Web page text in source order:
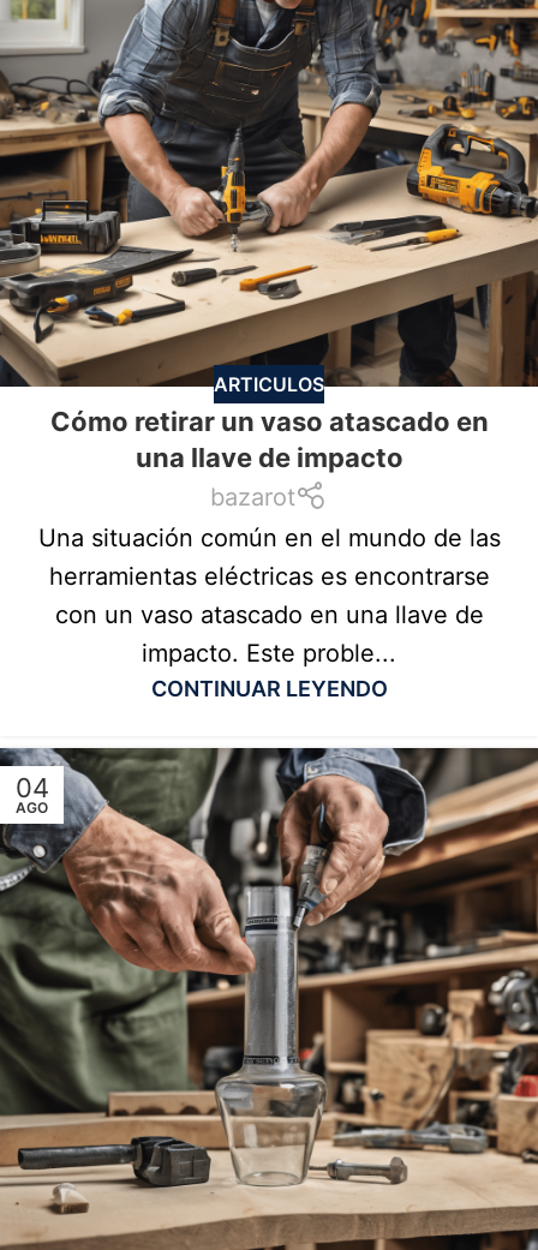
ARTICULOS
Cómo retirar un vaso atascado en
una llave de impacto
bazarot
Una situación común en el mundo de las
herramientas eléctricas es encontrarse
con un vaso atascado en una llave de
impacto. Este proble...
CONTINUAR LEYENDO
04
AGO